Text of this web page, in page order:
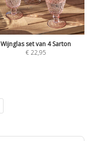
Wijnglas set van 4 Sarton
€22,95